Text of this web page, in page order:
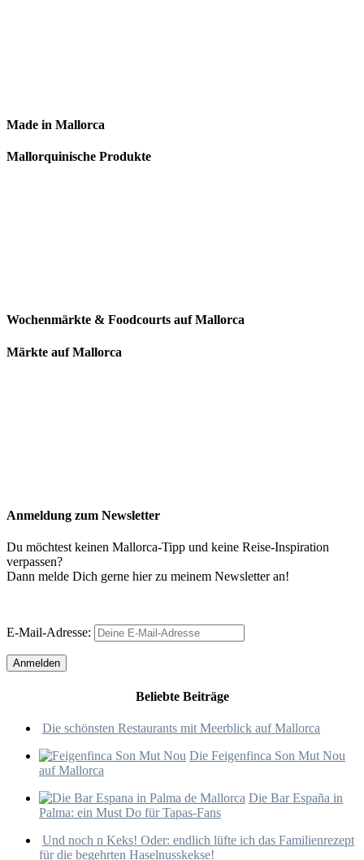
Made in Mallorca
Mallorquinische Produkte
Wochenmärkte & Foodcourts auf Mallorca
Märkte auf Mallorca
Anmeldung zum Newsletter
Du möchtest keinen Mallorca-Tipp und keine Reise-Inspiration
verpassen?
Dann melde Dich gerne hier zu meinem Newsletter an!
E-Mail-Adresse:
Beliebte Beiträge
Die schönsten Restaurants mit Meerblick auf Mallorca
Die Feigenfinca Son Mut Nou
auf Mallorca
Die Bar España in
Palma: ein Must Do für Tapas-Fans
Und noch n Keks! Oder: endlich lüfte ich das Familienrezept
für die begehrten Haselnusskekse!